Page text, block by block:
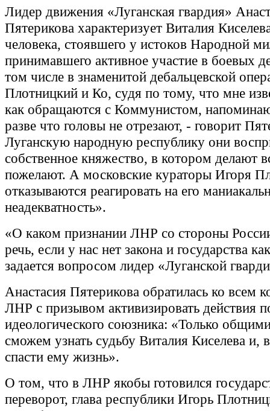
Лидер движения «Луганская гвардия»
Пятерикова характеризует Виталия
человека, стоявшего у истоков Народной
принимавшего активное участие в боевых
том числе в знаменитой дебальцевской
Плотницкий и Ко, судя по тому, что мне
как обращаются с Коммунистом,
разве что головы не отрезают, - говорит
Луганскую народную республику они
собственное княжество, в котором делают
пожелают. А московские кураторы Игоря
отказываются реагировать на его
неадекватность».
«О каком признании ЛНР со стороны
речь, если у нас нет закона и государства
задается вопросом лидер «Луганской
Анастасия Пятерикова обратилась ко всем
ЛНР с призывом активизировать действия
идеологического союзника: «Только
сможем узнать судьбу Виталия Киселева и,
спасти ему жизнь».
О том, что в ЛНР якобы готовился
переворот, глава республики Игорь